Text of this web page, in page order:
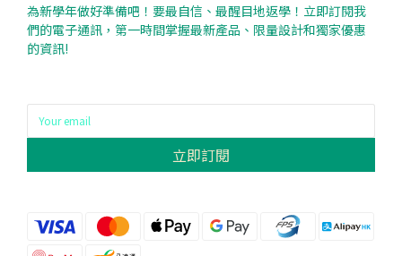
為新學年做好準備吧！要最自信、最醒目地返學！立即訂閱我
們的電子通訊，第一時間掌握最新產品、限量設計和獨家優惠
的資訊!
立即訂閱